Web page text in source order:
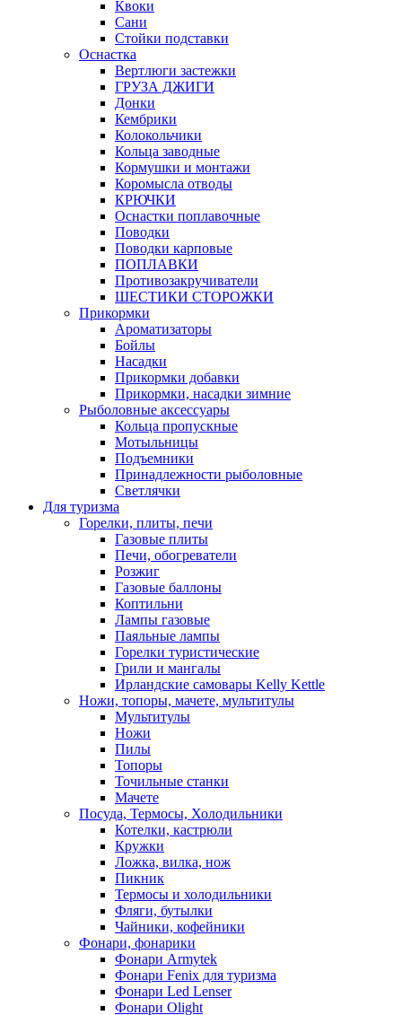
Квоки
Сани
Стойки подставки
Оснастка
Вертлюги застежки
ГРУЗА ДЖИГИ
Донки
Кембрики
Колокольчики
Кольца заводные
Кормушки и монтажи
Коромысла отводы
КРЮЧКИ
Оснастки поплавочные
Поводки
Поводки карповые
ПОПЛАВКИ
Противозакручиватели
ШЕСТИКИ СТОРОЖКИ
Прикормки
Ароматизаторы
Бойлы
Насадки
Прикормки добавки
Прикормки, насадки зимние
Рыболовные аксессуары
Кольца пропускные
Мотыльницы
Подъемники
Принадлежности рыболовные
Светлячки
Для туризма
Горелки, плиты, печи
Газовые плиты
Печи, обогреватели
Розжиг
Газовые баллоны
Коптильни
Лампы газовые
Паяльные лампы
Горелки туристические
Грили и мангалы
Ирландские самовары Kelly Kettle
Ножи, топоры, мачете, мультитулы
Мультитулы
Ножи
Пилы
Топоры
Точильные станки
Мачете
Посуда, Термосы, Холодильники
Котелки, кастрюли
Кружки
Ложка, вилка, нож
Пикник
Термосы и холодильники
Фляги, бутылки
Чайники, кофейники
Фонари, фонарики
Фонари Armytek
Фонари Fenix для туризма
Фонари Led Lenser
Фонари Olight